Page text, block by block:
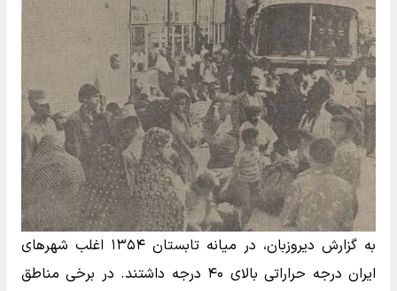
به گزارش دیروزبان، در میانه تابستان ۱۳۵۴ اغلب شهرهای
ایران درجه حراراتی بالای ۴۰ درجه داشتند. در برخی مناطق